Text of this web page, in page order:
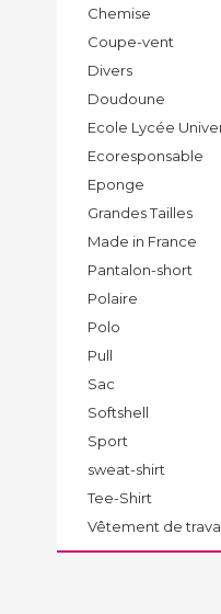
Chemise
Coupe-vent
Divers
Doudoune
Ecole Lycée
Ecoresponsable
Eponge
Grandes Tailles
Made in France
Pantalon-short
Polaire
Polo
Pull
Sac
Softshell
Sport
sweat-shirt
Tee-Shirt
Vêtement de